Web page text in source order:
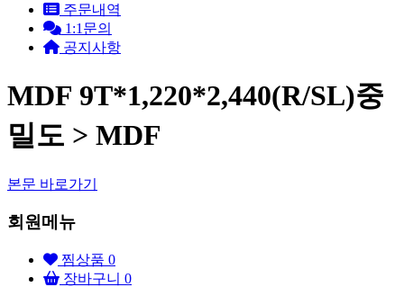
주문내역
1:1문의
공지사항
MDF 9T*1,220*2,440(R/SL)중
밀도 > MDF
본문 바로가기
회원메뉴
찜상품 0
장바구니 0